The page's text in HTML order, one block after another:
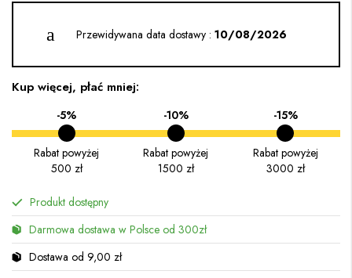
Przewidywana data dostawy : 10/08/2026
Kup więcej, płać mniej:
-5%
Rabat powyżej
500 zł
-10%
Rabat powyżej
1500 zł
-15%
Rabat powyżej
3000 zł
Produkt dostępny
Darmowa dostawa w Polsce od 300zł
Dostawa od 9,00 zł